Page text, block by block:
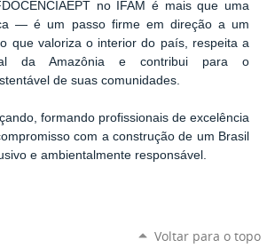
no IFAM é mais que uma
— é um passo firme em direção a um
que valoriza o interior do país, respeita a
da Amazônia e contribui para o
de suas comunidades.
formando profissionais de excelência
com a construção de um Brasil
e ambientalmente responsável.
Voltar para o topo